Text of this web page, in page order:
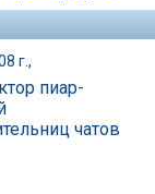
г.,
пиар-
чатов